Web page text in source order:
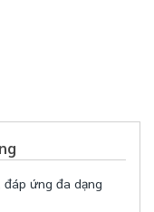
ứng đa dạng